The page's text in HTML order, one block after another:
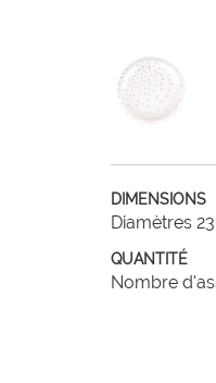
DIMENSIONS
Diamètres
QUANTITÉ
Nombre